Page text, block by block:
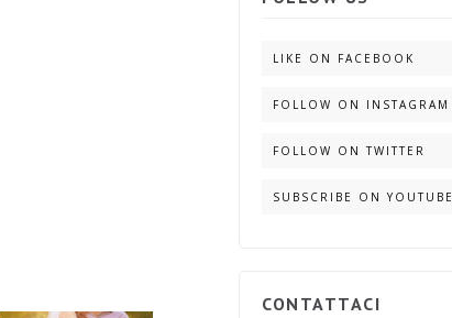
LIKE ON FACEBOOK
FOLLOW ON INSTAGRAM
FOLLOW ON TWITTER
SUBSCRIBE ON YOUTUBE
CONTATTACI